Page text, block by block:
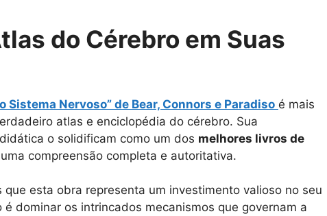
do Cérebro em Suas
Nervoso” de Bear, Connors e Paradiso é mais
atlas e enciclopédia do cérebro. Sua
o solidificam como um dos melhores livros de
compreensão completa e autoritativa.
esta obra representa um investimento valioso no seu
dominar os intrincados mecanismos que governam a